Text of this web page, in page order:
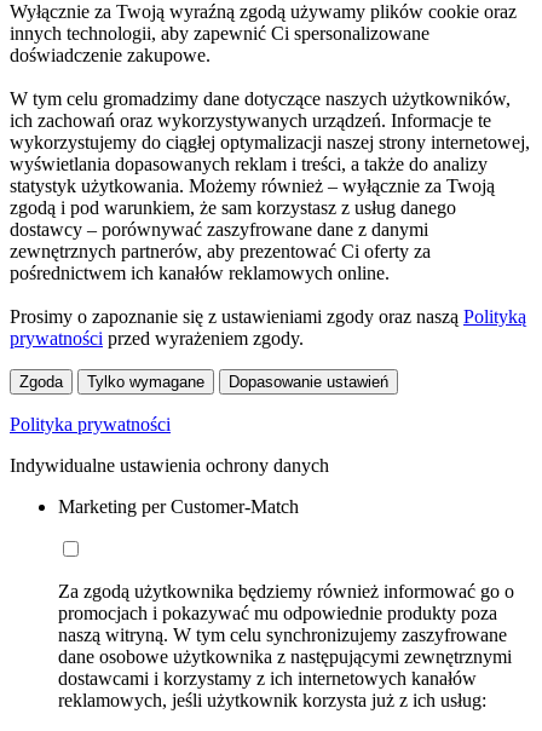
Wyłącznie za Twoją wyraźną zgodą używamy plików cookie oraz
innych technologii, aby zapewnić Ci spersonalizowane
doświadczenie zakupowe.
W tym celu gromadzimy dane dotyczące naszych użytkowników,
ich zachowań oraz wykorzystywanych urządzeń. Informacje te
wykorzystujemy do ciągłej optymalizacji naszej strony internetowej,
wyświetlania dopasowanych reklam i treści, a także do analizy
statystyk użytkowania. Możemy również – wyłącznie za Twoją
zgodą i pod warunkiem, że sam korzystasz z usług danego
dostawcy – porównywać zaszyfrowane dane z danymi
zewnętrznych partnerów, aby prezentować Ci oferty za
pośrednictwem ich kanałów reklamowych online.
Prosimy o zapoznanie się z ustawieniami zgody oraz naszą Polityką
prywatności przed wyrażeniem zgody.
Zgoda Tylko wymagane Dopasowanie ustawień
Polityka prywatności
Indywidualne ustawienia ochrony danych
Marketing per Customer-Match
Za zgodą użytkownika będziemy również informować go o
promocjach i pokazywać mu odpowiednie produkty poza
naszą witryną. W tym celu synchronizujemy zaszyfrowane
dane osobowe użytkownika z następującymi zewnętrznymi
dostawcami i korzystamy z ich internetowych kanałów
reklamowych, jeśli użytkownik korzysta już z ich usług: